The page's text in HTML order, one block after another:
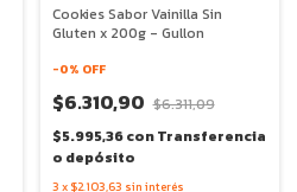
Cookies Sabor Vainilla Sin
Gluten x 200g - Gullon
-0% OFF
$6.310,90 $6.311,09
$5.995,36conTransferencia
o depósito
3 x $2.103,63 sin interés